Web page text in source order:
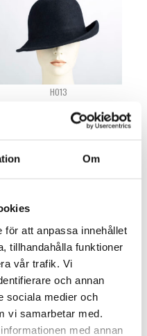
Om
för att anpassa innehållet
tillhandahålla funktioner
vår trafik. Vi
och annan
sociala medier och
vi samarbetar med.
med annan
H013
ODEKORERAD FILTHATT – H013
Logga in för att se pris
H014
FILTHATT – H014